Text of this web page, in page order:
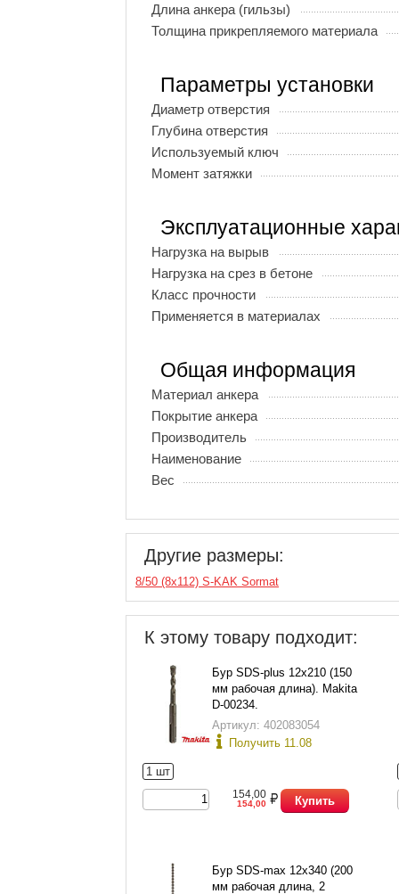
Длина анкера (гильзы)
Толщина прикрепляемого материала
Параметры установки
Диаметр отверстия
Глубина отверстия
Используемый ключ
Момент затяжки
Эксплуатационные
Нагрузка на вырыв
Нагрузка на срез в бетоне
Класс прочности
Применяется в материалах
Общая информация
Материал анкера
Покрытие анкера
Производитель
Наименование
Вес
Другие размеры:
8/50 (8х112) S-KAK Sormat
К этому товару подходит:
Бур SDS-plus 12х210 (150
мм рабочая длина). Makita
D-00234.
Артикул: 402083054
Получить 11.08
1 шт
154,00
154,00 Купить
Бур SDS-max 12х340 (200
мм рабочая длина, 2